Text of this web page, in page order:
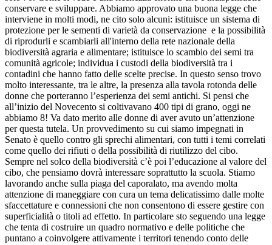
conservare e sviluppare. Abbiamo approvato una buona legge che
interviene in molti modi, ne cito solo alcuni: istituisce un sistema di
protezione per le sementi di varietà da conservazione e la possibilità
di riprodurli e scambiarli all'interno della rete nazionale della
biodiversità agraria e alimentare; istituisce lo scambio dei semi tra
comunità agricole; individua i custodi della biodiversità tra i
contadini che hanno fatto delle scelte precise. In questo senso trovo
molto interessante, tra le altre, la presenza alla tavola rotonda delle
donne che porteranno l’esperienza dei semi antichi. Si pensi che
all’inizio del Novecento si coltivavano 400 tipi di grano, oggi ne
abbiamo 8! Va dato merito alle donne di aver avuto un’attenzione
per questa tutela. Un provvedimento su cui siamo impegnati in
Senato è quello contro gli sprechi alimentari, con tutti i temi correlati
come quello dei rifiuti o della possibilità di riutilizzo del cibo.
Sempre nel solco della biodiversità c’è poi l’educazione al valore del
cibo, che pensiamo dovrà interessare soprattutto la scuola. Stiamo
lavorando anche sulla piaga del caporalato, ma avendo molta
attenzione di maneggiare con cura un tema delicatissimo dalle molte
sfaccettature e connessioni che non consentono di essere gestire con
superficialità o titoli ad effetto. In particolare sto seguendo una legge
che tenta di costruire un quadro normativo e delle politiche che
puntano a coinvolgere attivamente i territori tenendo conto delle